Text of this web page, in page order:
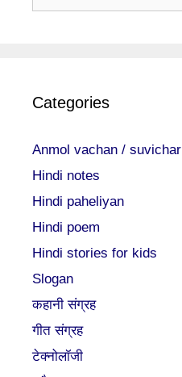
Categories
Anmol vachan / suvichar
Hindi notes
Hindi paheliyan
Hindi poem
Hindi stories for kids
Slogan
कहानी संग्रह
गीत संग्रह
टेक्नोलॉजी